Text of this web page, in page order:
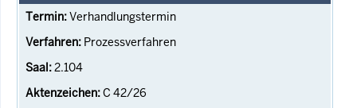
Verhandlungstermin
Prozessverfahren
2.104
C 42/26